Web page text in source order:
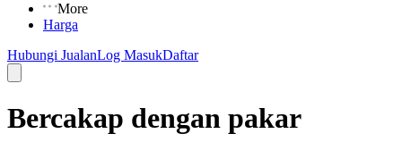
More
Harga
Hubungi JualanLog MasukDaftar
Bercakap dengan pakar